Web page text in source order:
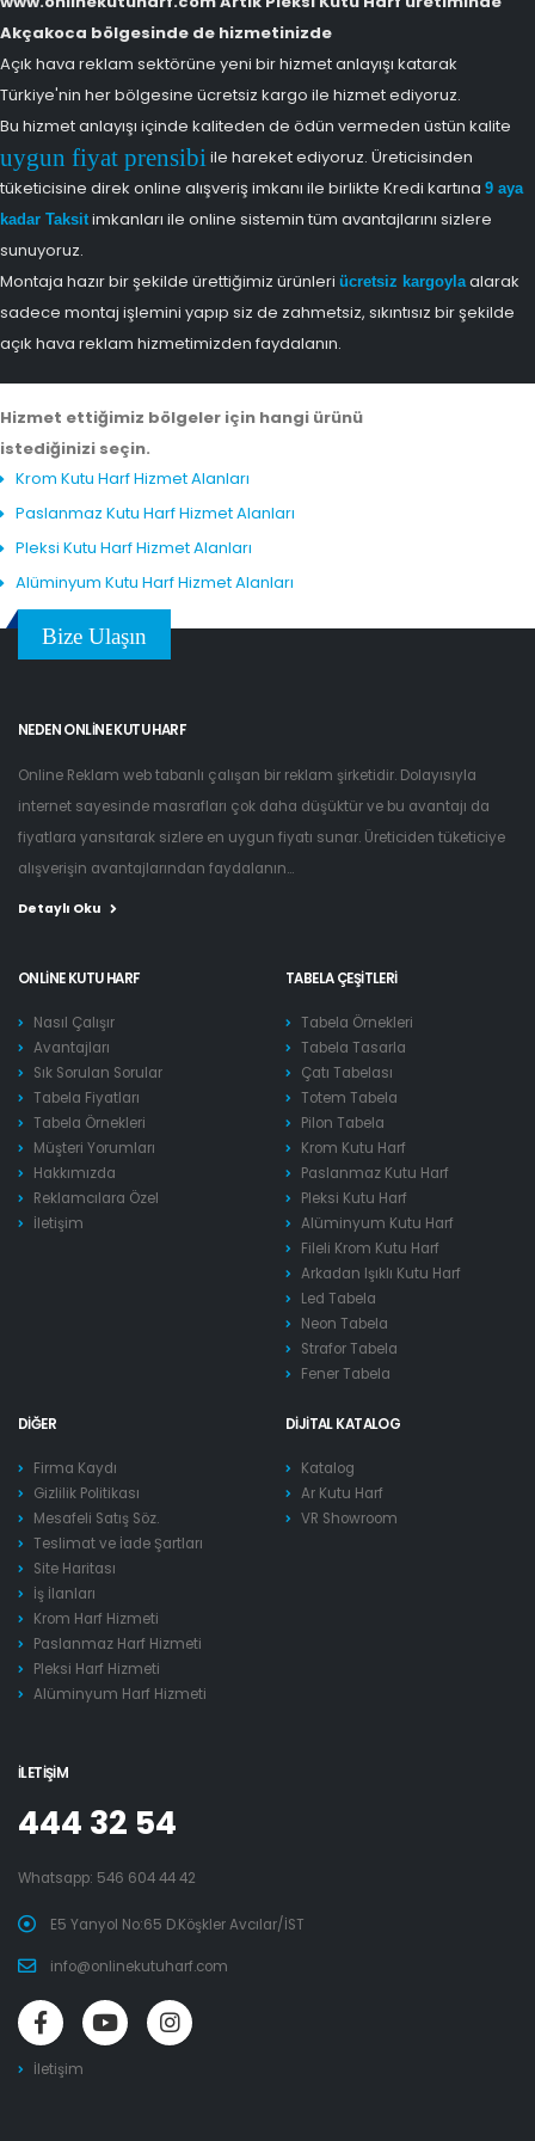
Akçakoca bölgesinde de hizmetinizde
Açık hava reklam sektörüne yeni bir hizmet anlayışı katarak
Türkiye'nin her bölgesine ücretsiz kargo ile hizmet ediyoruz.
Bu hizmet anlayışı içinde kaliteden de ödün vermeden üstün kalite
uygun fiyat prensibi ile hareket ediyoruz. Üreticisinden
tüketicisine direk online alışveriş imkanı ile birlikte Kredi kartına 9 aya
kadar Taksitimkanları ile online sistemin tüm avantajlarını sizlere
sunuyoruz.
Montaja hazır bir şekilde ürettiğimiz ürünleri ücretsiz kargoylaalarak
sadece montaj işlemini yapıp siz de zahmetsiz, sıkıntısız bir şekilde
açık hava reklam hizmetimizden faydalanın.
Hizmet ettiğimiz bölgeler için hangi ürünü
istediğinizi seçin.
Krom Kutu Harf Hizmet Alanları
Paslanmaz Kutu Harf Hizmet Alanları
Pleksi Kutu Harf Hizmet Alanları
Alüminyum Kutu Harf Hizmet Alanları
Bize Ulaşın
NEDEN ONLINE KUTU HARF
Online Reklam web tabanlı çalışan bir reklam şirketidir. Dolayısıyla
internet sayesinde masrafları çok daha düşüktür ve bu avantajı da
fiyatlara yansıtarak sizlere en uygun fiyatı sunar. Üreticiden tüketiciye
alışverişin avantajlarından faydalanın...
Detaylı Oku
ONLINE KUTU HARF
Nasıl Çalışır
Avantajları
Sık Sorulan Sorular
Tabela Fiyatları
Tabela Örnekleri
Müşteri Yorumları
Hakkımızda
Reklamcılara Özel
İletişim
TABELA ÇEŞITLERI
Tabela Örnekleri
Tabela Tasarla
Çatı Tabelası
Totem Tabela
Pilon Tabela
Krom Kutu Harf
Paslanmaz Kutu Harf
Pleksi Kutu Harf
Alüminyum Kutu Harf
Fileli Krom Kutu Harf
Arkadan Işıklı Kutu Harf
Led Tabela
Neon Tabela
Strafor Tabela
Fener Tabela
DIĞER
Firma Kaydı
Gizlilik Politikası
Mesafeli Satış Söz.
Teslimat ve İade Şartları
Site Haritası
İş İlanları
Krom Harf Hizmeti
Paslanmaz Harf Hizmeti
Pleksi Harf Hizmeti
Alüminyum Harf Hizmeti
DIJITAL KATALOG
Katalog
Ar Kutu Harf
VR Showroom
İLETIŞIM
444 32 54
Whatsapp: 546 604 44 42
E5 Yanyol No:65 D.Köşkler Avcılar/İST
info@onlinekutuharf.com
İletişim